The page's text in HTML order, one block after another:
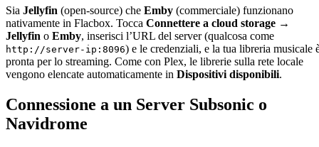
Sia Jellyfin (open-source) che Emby (commerciale) funzionano
nativamente in Flacbox. Tocca Connettere a cloud storage →
Jellyfin o Emby, inserisci l’URL del server (qualcosa come
http://server-ip:8096) e le credenziali, e la tua libreria musicale
pronta per lo streaming. Come con Plex, le librerie sulla rete locale
vengono elencate automaticamente in Dispositivi disponibili.
Connessione a un Server Subsonic o
Navidrome